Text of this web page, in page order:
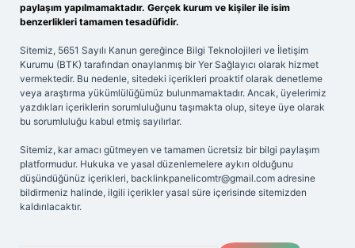
paylaşım yapılmamaktadır. Gerçek kurum ve kişiler ile isim
benzerlikleri tamamen tesadüfidir.
Sitemiz, 5651 Sayılı Kanun gereğince Bilgi Teknolojileri ve İletişim
Kurumu (BTK) tarafından onaylanmış bir Yer Sağlayıcı olarak hizmet
vermektedir. Bu nedenle, sitedeki içerikleri proaktif olarak denetleme
veya araştırma yükümlülüğümüz bulunmamaktadır. Ancak, üyelerimiz
yazdıkları içeriklerin sorumluluğunu taşımakta olup, siteye üye olarak
bu sorumluluğu kabul etmiş sayılırlar.
Sitemiz, kar amacı gütmeyen ve tamamen ücretsiz bir bilgi paylaşım
platformudur. Hukuka ve yasal düzenlemelere aykırı olduğunu
düşündüğünüz içerikleri, backlinkpanelicomtr@gmail.com adresine
bildirmeniz halinde, ilgili içerikler yasal süre içerisinde sitemizden
kaldırılacaktır.